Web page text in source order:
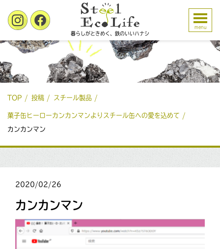
暮らしがときめく、鉄のいいハナシ
menu
TOP 投稿 スチール製品
菓子缶ヒーローカンカンマンよりスチール缶への愛を込めて
カンカンマン
2020/02/26
カンカンマン